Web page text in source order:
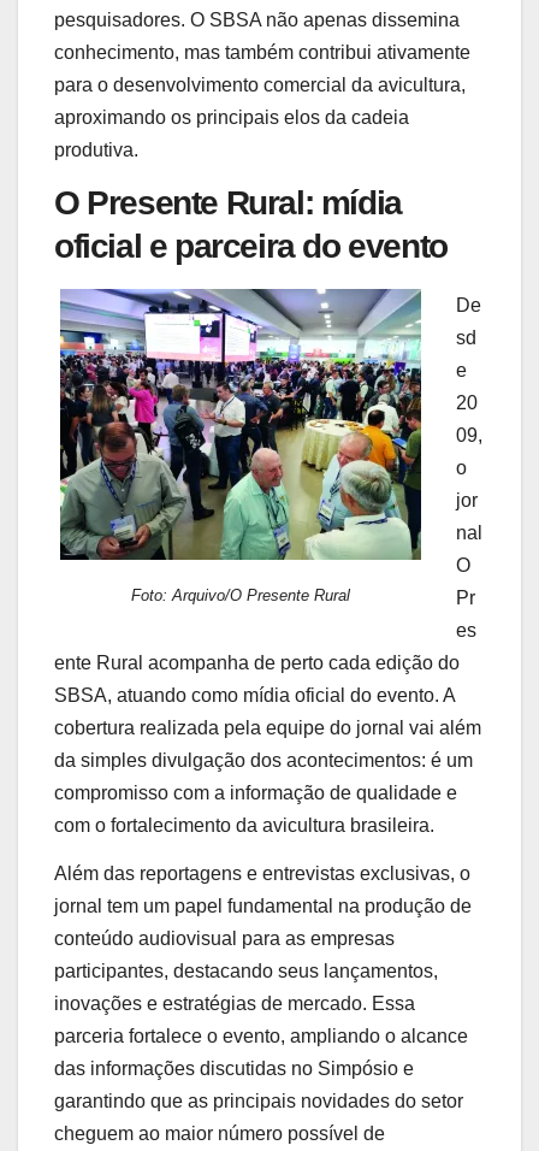
pesquisadores. O SBSA não apenas dissemina
conhecimento, mas também contribui ativamente
para o desenvolvimento comercial da avicultura,
aproximando os principais elos da cadeia
produtiva.
O Presente Rural: mídia
oficial e parceira do evento
Foto: Arquivo/O Presente Rural
De
sd
e
20
09,
o
jor
nal
O
Pr
es
ente Rural acompanha de perto cada edição do
SBSA, atuando como mídia oficial do evento. A
cobertura realizada pela equipe do jornal vai além
da simples divulgação dos acontecimentos: é um
compromisso com a informação de qualidade e
com o fortalecimento da avicultura brasileira.
Além das reportagens e entrevistas exclusivas, o
jornal tem um papel fundamental na produção de
conteúdo audiovisual para as empresas
participantes, destacando seus lançamentos,
inovações e estratégias de mercado. Essa
parceria fortalece o evento, ampliando o alcance
das informações discutidas no Simpósio e
garantindo que as principais novidades do setor
cheguem ao maior número possível de